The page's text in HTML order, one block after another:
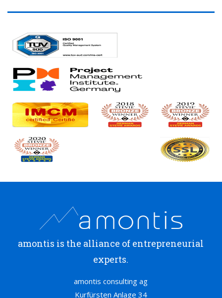
amontis is the alliance of entrepreneurial
experts.
amontis consulting ag
Kurfürsten Anlage 34